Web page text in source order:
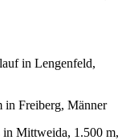
in Lengenfeld,
in Freiberg, Männer
in Mittweida, 1.500 m,